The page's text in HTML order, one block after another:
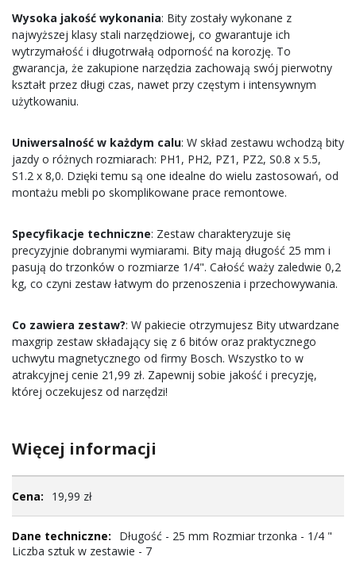
Wysoka jakość wykonania: Bity zostały wykonane z
najwyższej klasy stali narzędziowej, co gwarantuje ich
wytrzymałość i długotrwałą odporność na korozję. To
gwarancja, że zakupione narzędzia zachowają swój pierwotny
kształt przez długi czas, nawet przy częstym i intensywnym
użytkowaniu.
Uniwersalność w każdym calu: W skład zestawu wchodzą bity
jazdy o różnych rozmiarach: PH1, PH2, PZ1, PZ2, S0.8 x 5.5,
S1.2 x 8,0. Dzięki temu są one idealne do wielu zastosowań, od
montażu mebli po skomplikowane prace remontowe.
Specyfikacje techniczne: Zestaw charakteryzuje się
precyzyjnie dobranymi wymiarami. Bity mają długość 25 mm i
pasują do trzonków o rozmiarze 1/4". Całość waży zaledwie 0,2
kg, co czyni zestaw łatwym do przenoszenia i przechowywania.
Co zawiera zestaw?: W pakiecie otrzymujesz Bity utwardzane
maxgrip zestaw składający się z 6 bitów oraz praktycznego
uchwytu magnetycznego od firmy Bosch. Wszystko to w
atrakcyjnej cenie 21,99 zł. Zapewnij sobie jakość i precyzję,
której oczekujesz od narzędzi!
Więcej informacji
informacji19,99 zł
Długość - 25 mm Rozmiar trzonka - 1/4 "
Liczba sztuk w zestawie - 7